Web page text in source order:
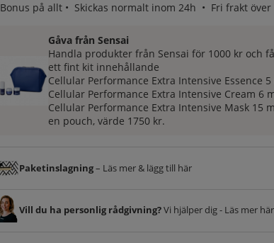
Bonus på allt • Skickas normalt inom 24h • Fri frakt över
Gåva från Sensai
Handla produkter från Sensai för 1000 kr och
ett fint kit innehållande
Cellular Performance Extra Intensive Essence 5
Cellular Performance Extra Intensive Cream 6
Cellular Performance Extra Intensive Mask 15
en pouch, värde 1750 kr.
Paketinslagning– Läs mer & lägg till här
Vill du ha personlig rådgivning?Vi hjälper dig - Läs mer här